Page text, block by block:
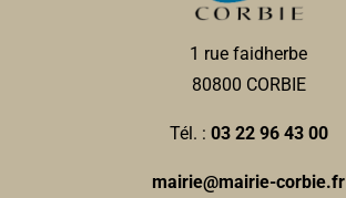
1 rue faidherbe
80800 CORBIE
Tél. : 03 22 96 43 00
mairie@mairie-corbie.fr